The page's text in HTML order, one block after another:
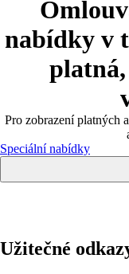
nabídky v
Pro zobrazení platných
Speciální nabídky
Užitečné